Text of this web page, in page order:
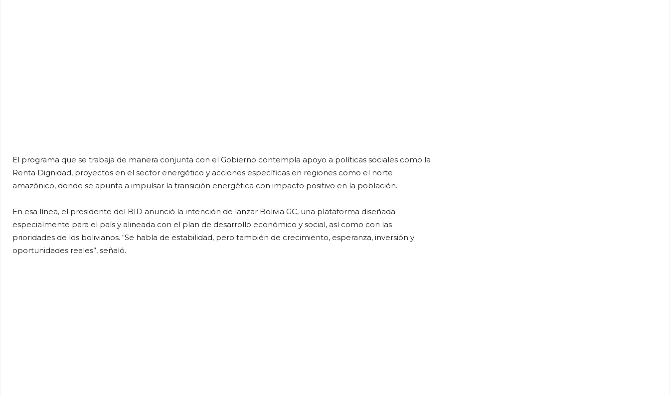
El programa que se trabaja de manera conjunta con el Gobierno contempla apoyo a políticas sociales como la
Renta Dignidad, proyectos en el sector energético y acciones específicas en regiones como el norte
amazónico, donde se apunta a impulsar la transición energética con impacto positivo en la población.
En esa línea, el presidente del BID anunció la intención de lanzar Bolivia GC, una plataforma diseñada
especialmente para el país y alineada con el plan de desarrollo económico y social, así como con las
prioridades de los bolivianos. “Se habla de estabilidad, pero también de crecimiento, esperanza, inversión y
oportunidades reales”, señaló.